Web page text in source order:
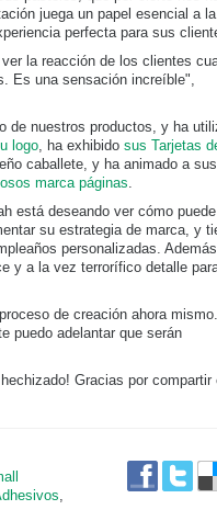
juega un papel esencial a
perfecta para sus
la reacción de los clientes
Es una sensación increíble",
de nuestros productos, y ha
logo, ha exhibido sus Tarjetas
caballete, y ha animado a sus
marca páginas.
está deseando ver cómo puede
su estrategia de marca, y
personalizadas.
y a la vez terrorífico detalle
de creación ahora
puedo adelantar que serán
Gracias por compartir
,